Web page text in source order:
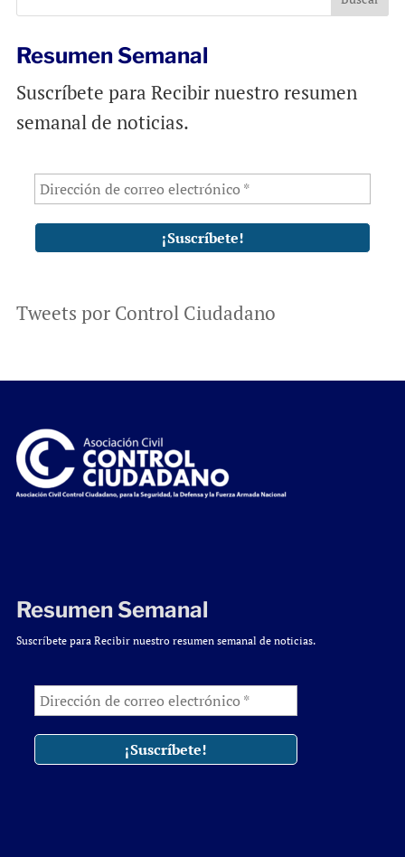
Resumen Semanal
Suscríbete para Recibir nuestro resumen
semanal de noticias.
Tweets por Control Ciudadano
Resumen Semanal
Suscríbete para Recibir nuestro resumen semanal de noticias.